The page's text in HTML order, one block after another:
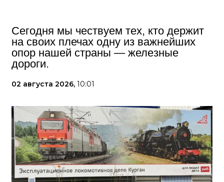
Сегодня мы чествуем тех, кто держит
на своих плечах одну из важнейших
опор нашей страны — железные
дороги.
02 августа 2026, 10:01